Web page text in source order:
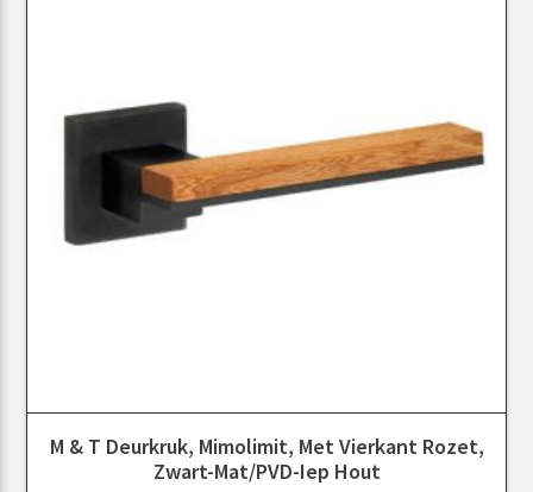
M & T Deurkruk, Mimolimit, Met Vierkant Rozet,
Zwart-Mat/PVD-Iep Hout